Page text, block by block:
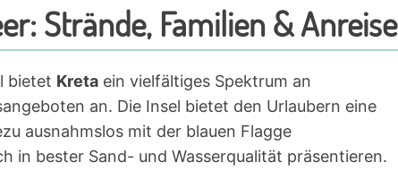
Strände, Familien & Anreise
bietet Kreta ein vielfältiges Spektrum an
an. Die Insel bietet den Urlaubern eine
ausnahmslos mit der blauen Flagge
in bester Sand- und Wasserqualität präsentieren.